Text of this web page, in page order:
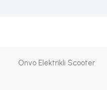
Onvo Elektrikli Scooter